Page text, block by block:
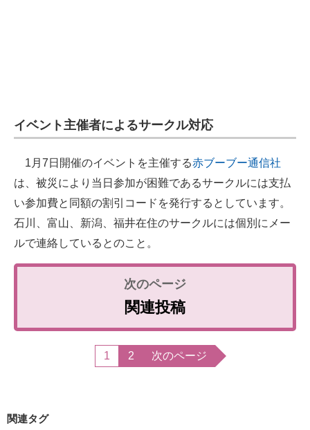
イベント主催者によるサークル対応
1月7日開催のイベントを主催する赤ブーブー通信社
は、被災により当日参加が困難であるサークルには支払
い参加費と同額の割引コードを発行するとしています。
石川、富山、新潟、福井在住のサークルには個別にメー
ルで連絡しているとのこと。
関連投稿
1 2 次のページ
関連タグ